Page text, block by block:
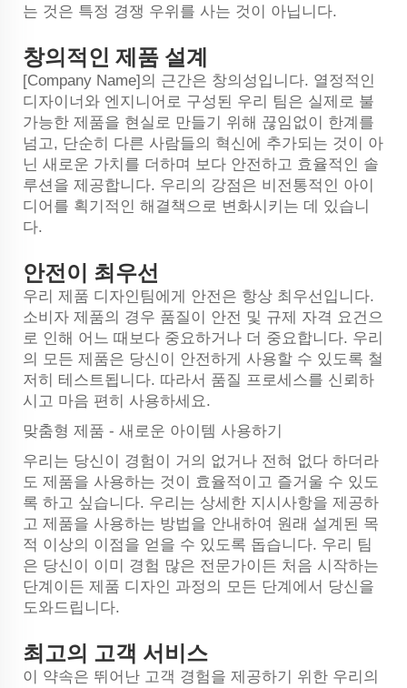
는 것은 특정 경쟁 우위를 사는 것이 아닙니다.
창의적인 제품 설계
[Company Name]의 근간은 창의성입니다. 열정적인
디자이너와 엔지니어로 구성된 우리 팀은 실제로 불
가능한 제품을 현실로 만들기 위해 끊임없이 한계를
넘고, 단순히 다른 사람들의 혁신에 추가되는 것이 아
닌 새로운 가치를 더하며 보다 안전하고 효율적인 솔
루션을 제공합니다. 우리의 강점은 비전통적인 아이
디어를 획기적인 해결책으로 변화시키는 데 있습니
다.
안전이 최우선
우리 제품 디자인팀에게 안전은 항상 최우선입니다.
소비자 제품의 경우 품질이 안전 및 규제 자격 요건으
로 인해 어느 때보다 중요하거나 더 중요합니다. 우리
의 모든 제품은 당신이 안전하게 사용할 수 있도록 철
저히 테스트됩니다. 따라서 품질 프로세스를 신뢰하
시고 마음 편히 사용하세요.
맞춤형 제품 - 새로운 아이템 사용하기
우리는 당신이 경험이 거의 없거나 전혀 없다 하더라
도 제품을 사용하는 것이 효율적이고 즐거울 수 있도
록 하고 싶습니다. 우리는 상세한 지시사항을 제공하
고 제품을 사용하는 방법을 안내하여 원래 설계된 목
적 이상의 이점을 얻을 수 있도록 돕습니다. 우리 팀
은 당신이 이미 경험 많은 전문가이든 처음 시작하는
단계이든 제품 디자인 과정의 모든 단계에서 당신을
도와드립니다.
최고의 고객 서비스
이 약속은 뛰어난 고객 경험을 제공하기 위한 우리의